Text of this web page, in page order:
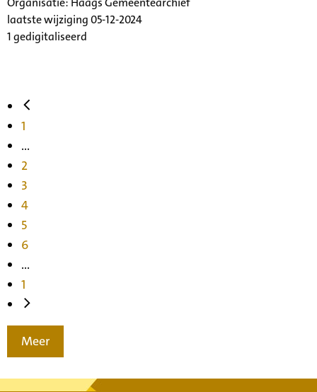
laatste wijziging 05-12-2024
1 gedigitaliseerd
1
...
2
3
4
5
6
...
1
Meer